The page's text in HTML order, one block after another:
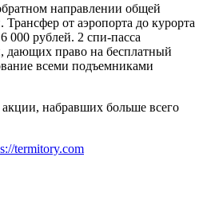
направлении общей
от аэропорта до курорта
000 рублей. 2 спи-пасса
дающих право на бесплатный
всеми подъемниками
набравших больше всего
termitory.com